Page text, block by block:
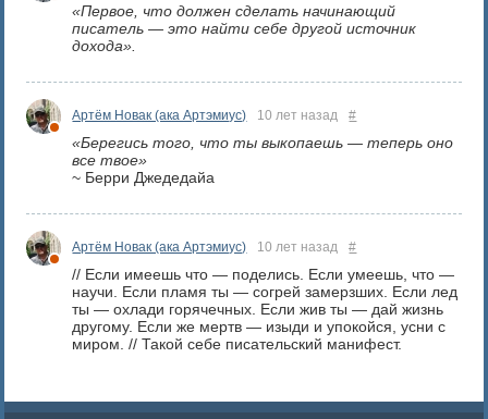
«Первое, что должен сделать начинающий
писатель — это найти себе другой источник
дохода».
Артём Новак (ака Артэмиус) 10 лет назад #
«Берегись того, что ты выкопаешь — теперь оно
все твое»
~ Берри Джедедайа
Артём Новак (ака Артэмиус) 10 лет назад #
// Если имеешь что — поделись. Если умеешь, что —
научи. Если пламя ты — согрей замерзших. Если лед
ты — охлади горячечных. Если жив ты — дай жизнь
другому. Если же мертв — изыди и упокойся, усни с
миром. // Такой себе писательский манифест.